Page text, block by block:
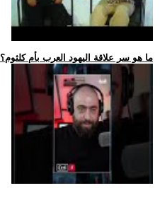
.. ما هو سر علاقة اليهود العرب بأم كلثوم؟